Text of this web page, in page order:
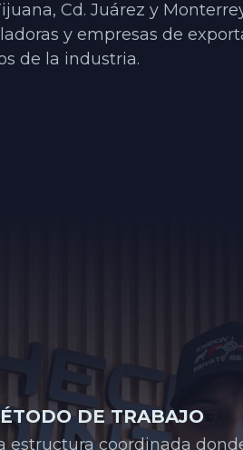
Cd. Juárez y
y empresas de
de la industria.
DE TRABAJO
estructura coordinada